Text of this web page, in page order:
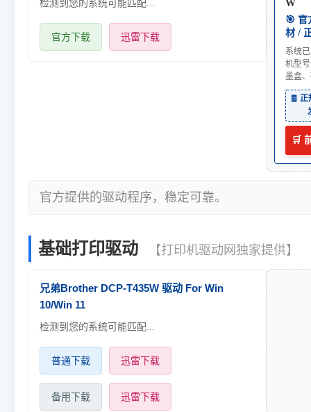
检测到您的系统可能匹配...
官方下载 迅雷下载
W
🎯 官
材 /
系统
机型
墨盒
🧾
🛒
官方提供的驱动程序，稳定可靠。
基础打印驱动 【打印机驱动网独家提供】
兄弟Brother DCP-T435W 驱动 For Win
10/Win 11
检测到您的系统可能匹配...
普通下载 迅雷下载
备用下载 迅雷下载